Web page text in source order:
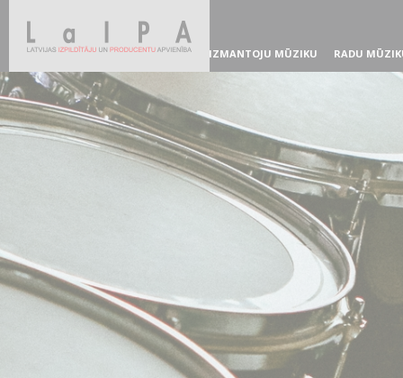
IZMANTOJU MŪZIKU RADU